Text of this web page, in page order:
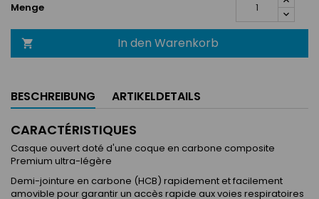
Menge
 In den Warenkorb
BESCHREIBUNG ARTIKELDETAILS
CARACTÉRISTIQUES
Casque ouvert doté d'une coque en carbone composite
Premium ultra-légère
Demi-jointure en carbone (HCB) rapidement et facilement
amovible pour garantir un accès rapide aux voies respiratoires